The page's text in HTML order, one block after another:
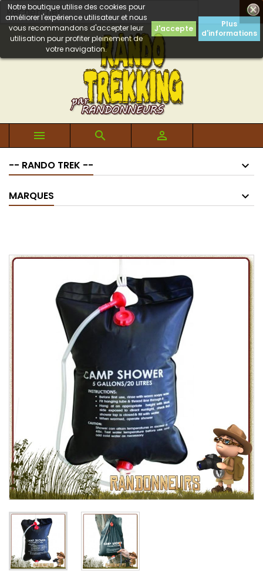

Notre boutique utilise des cookies pour
améliorer l'expérience utilisateur et nous
vous recommandons d'accepter leur
utilisation pour profiter pleinement de
votre navigation.
J'accepte
Plus
d'informations
  
-- RANDO TREK --
MARQUES